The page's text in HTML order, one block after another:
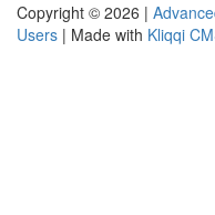
Copyright © 2026 |
Users | Made with Kliqqi